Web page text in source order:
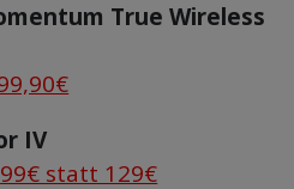
True Wireless
IV
statt 129€